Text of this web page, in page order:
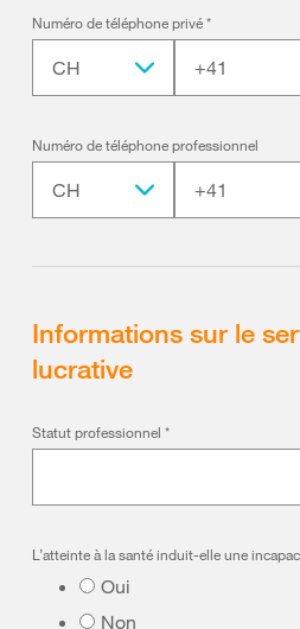
Numéro de téléphone privé*
CH
Numéro de téléphone professionnel
CH
Informations sur le
lucrative
Statut professionnel *
L’atteinte à la santé induit-elle une
Oui
Non